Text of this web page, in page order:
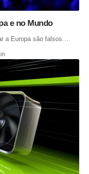
e no Mundo
a Europa são falsos.…